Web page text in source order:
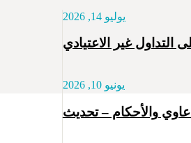
يوليو 14, 2026
التداول غير الاعتيادي
يونيو 10, 2026
والأحكام – تحديث